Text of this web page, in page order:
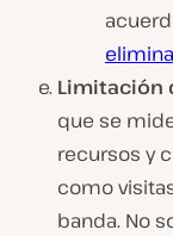
Limitación
que se
recursos y
como
banda. No